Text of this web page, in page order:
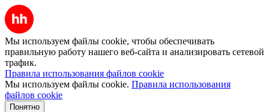
Мы используем файлы cookie, чтобы обеспечивать
правильную работу нашего веб-сайта и анализировать сетевой
трафик.
Правила использования файлов cookie
Мы используем файлы cookie. Правила использования
файлов cookie
Понятно